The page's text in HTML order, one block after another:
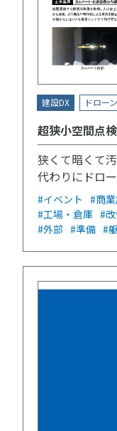
建設DX ドローン
超狭小空間点
狭くて暗くて
代わりにドロ
#イベント #商
#工場・倉庫 #
#外部 #準備 #